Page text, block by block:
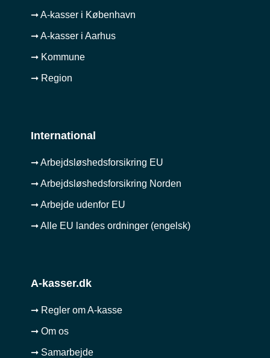
➞ A-kasser i København
➞ A-kasser i Aarhus
➞ Kommune
➞ Region
International
➞ Arbejdsløshedsforsikring EU
➞ Arbejdsløshedsforsikring Norden
➞ Arbejde udenfor EU
➞ Alle EU landes ordninger (engelsk)
A-kasser.dk
➞ Regler om A-kasse
➞ Om os
➞ Samarbejde